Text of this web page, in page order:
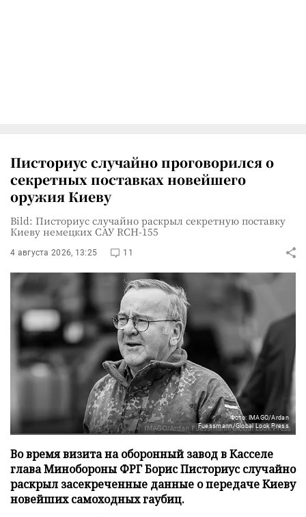
Писториус случайно проговорился о
секретных поставках новейшего
оружия Киеву
Bild: Писториус случайно раскрыл секретную поставку
Киеву немецких САУ RCH-155
4 августа 2026, 13:25 11
Фото: IMAGO/Ardan
Fuessmann/Global Look Press
Во время визита на оборонный завод в Касселе
глава Минобороны ФРГ Борис Писториус случайно
раскрыл засекреченные данные о передаче Киеву
новейших самоходных гаубиц.